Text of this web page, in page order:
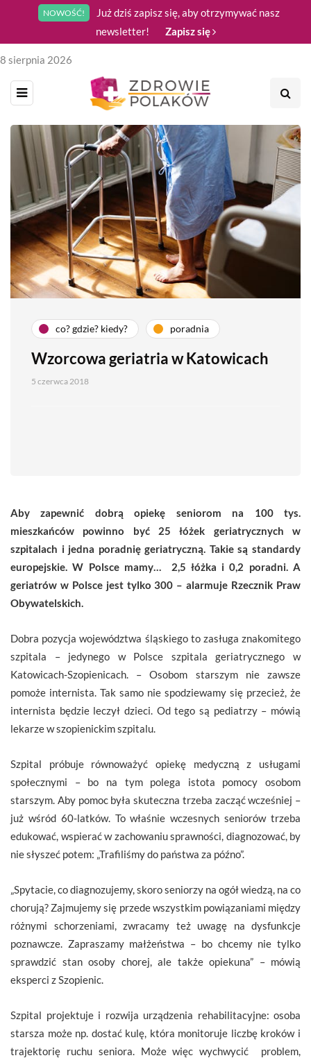
NOWOŚĆ!
Już dziś zapisz się, aby otrzymywać nasz
newsletter!
Zapisz się
8 sierpnia 2026
co? gdzie? kiedy? poradnia
Wzorcowa geriatria w Katowicach
5 czerwca 2018
Aby zapewnić dobrą opiekę seniorom na 100 tys.
mieszkańców powinno być 25 łóżek geriatrycznych w
szpitalach i jedna poradnię geriatryczną. Takie są standardy
europejskie. W Polsce mamy… 2,5 łóżka i 0,2 poradni. A
geriatrów w Polsce jest tylko 300 – alarmuje Rzecznik Praw
Obywatelskich.
Dobra pozycja województwa śląskiego to zasługa znakomitego
szpitala – jedynego w Polsce szpitala geriatrycznego w
Katowicach-Szopienicach. – Osobom starszym nie zawsze
pomoże internista. Tak samo nie spodziewamy się przecież, że
internista będzie leczył dzieci. Od tego są pediatrzy – mówią
lekarze w szopienickim szpitalu.
Szpital próbuje równoważyć opiekę medyczną z usługami
społecznymi – bo na tym polega istota pomocy osobom
starszym. Aby pomoc była skuteczna trzeba zacząć wcześniej –
już wśród 60-latków. To właśnie wczesnych seniorów trzeba
edukować, wspierać w zachowaniu sprawności, diagnozować, by
nie słyszeć potem: „Trafiliśmy do państwa za późno”.
„Spytacie, co diagnozujemy, skoro seniorzy na ogół wiedzą, na co
chorują? Zajmujemy się przede wszystkim powiązaniami między
różnymi schorzeniami, zwracamy też uwagę na dysfunkcje
poznawcze. Zapraszamy małżeństwa – bo chcemy nie tylko
sprawdzić stan osoby chorej, ale także opiekuna” – mówią
eksperci z Szopienic.
Szpital projektuje i rozwija urządzenia rehabilitacyjne: osoba
starsza może np. dostać kulę, która monitoruje liczbę kroków i
trajektorię ruchu seniora. Może więc wychwycić problem,